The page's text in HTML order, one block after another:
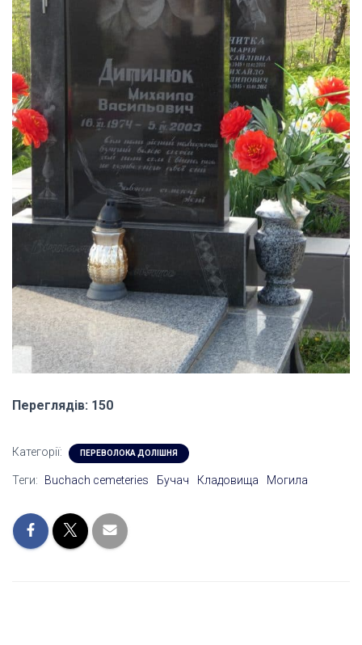
Переглядів: 150
Категорії: ПЕРЕВОЛОКА ДОЛІШНЯ
Теги: Buchach cemeteries Бучач Кладовища Могила